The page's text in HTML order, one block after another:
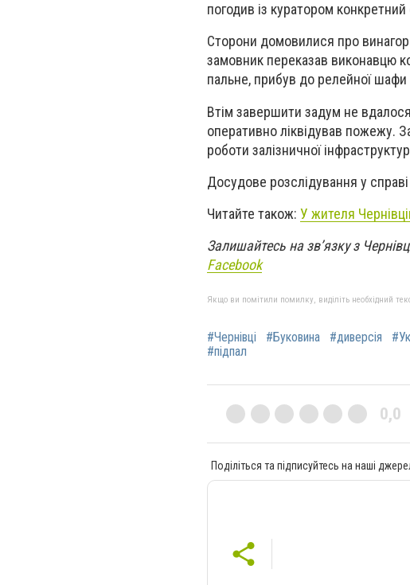
погодив із куратором конкретний
Сторони домовилися про
замовник переказав виконавцю
пальне, прибув до релейної шафи
Втім завершити задум не
оперативно ліквідував пожежу.
роботи залізничної
Досудове розслідування у
Читайте також: У жителя
Залишайтесь на зв’язку з
Facebook
Якщо ви помітили помилку, виділіть необхідний
#Чернівці #Буковина #диверсія
#підпал
0,0
Поділіться та підписуйтесь на наші